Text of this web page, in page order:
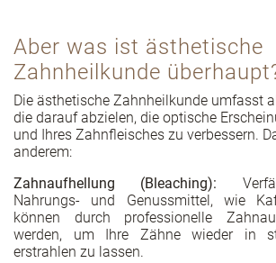
Aber was ist ästhetische
Zahnheilkunde
Die ästhetische Zahnheilkunde umfasst
die darauf abzielen, die optische
und Ihres Zahnfleisches zu verbessern.
anderem:
Zahnaufhellung (Bleaching):
Nahrungs- und Genussmittel, wie
können durch professionelle
werden, um Ihre Zähne wieder in
erstrahlen zu lassen.